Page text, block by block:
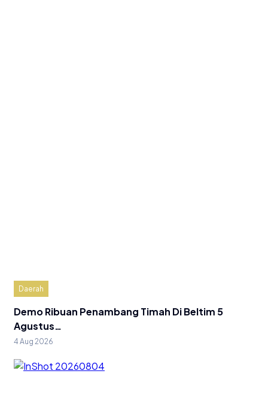
Daerah
Demo Ribuan Penambang Timah Di Beltim 5
Agustus…
4 Aug 2026